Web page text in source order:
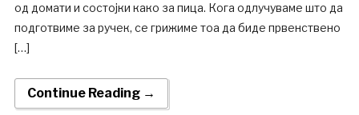
од домати и состојки како за пица. Кога одлучуваме што да
подготвиме за ручек, се грижиме тоа да биде првенствено
[…]
Continue Reading →